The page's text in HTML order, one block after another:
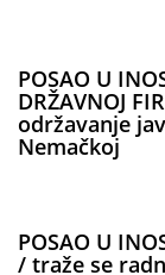
POSAO U
DRŽAVNOJ
održavanje
Nemačkoj
POSAO U
/ traže se